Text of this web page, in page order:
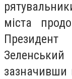
міста
зазначивши